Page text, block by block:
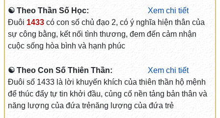
☯ Theo Thần Số Học:
Xem chi tiết
Đuôi 1433có con số chủ đạo 2, có ý nghĩa hiện thân của
sự công bằng, kết nối tình thương, đem đến cảm nhận
cuộc sống hòa bình và hạnh phúc
☯ Theo Con Số Thiên Thần:
Xem chi tiết
Đuôi số 1433 là lời khuyến khích của thiên thần hộ mệnh
để thúc đẩy tự tin khởi đầu, củng cố nền tảng bản thân và
năng lượng của đứa trẻnăng lượng của đứa trẻ